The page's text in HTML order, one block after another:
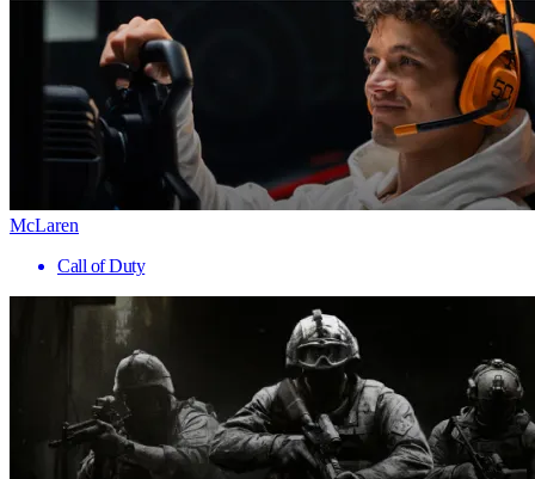
McLaren
Call of Duty